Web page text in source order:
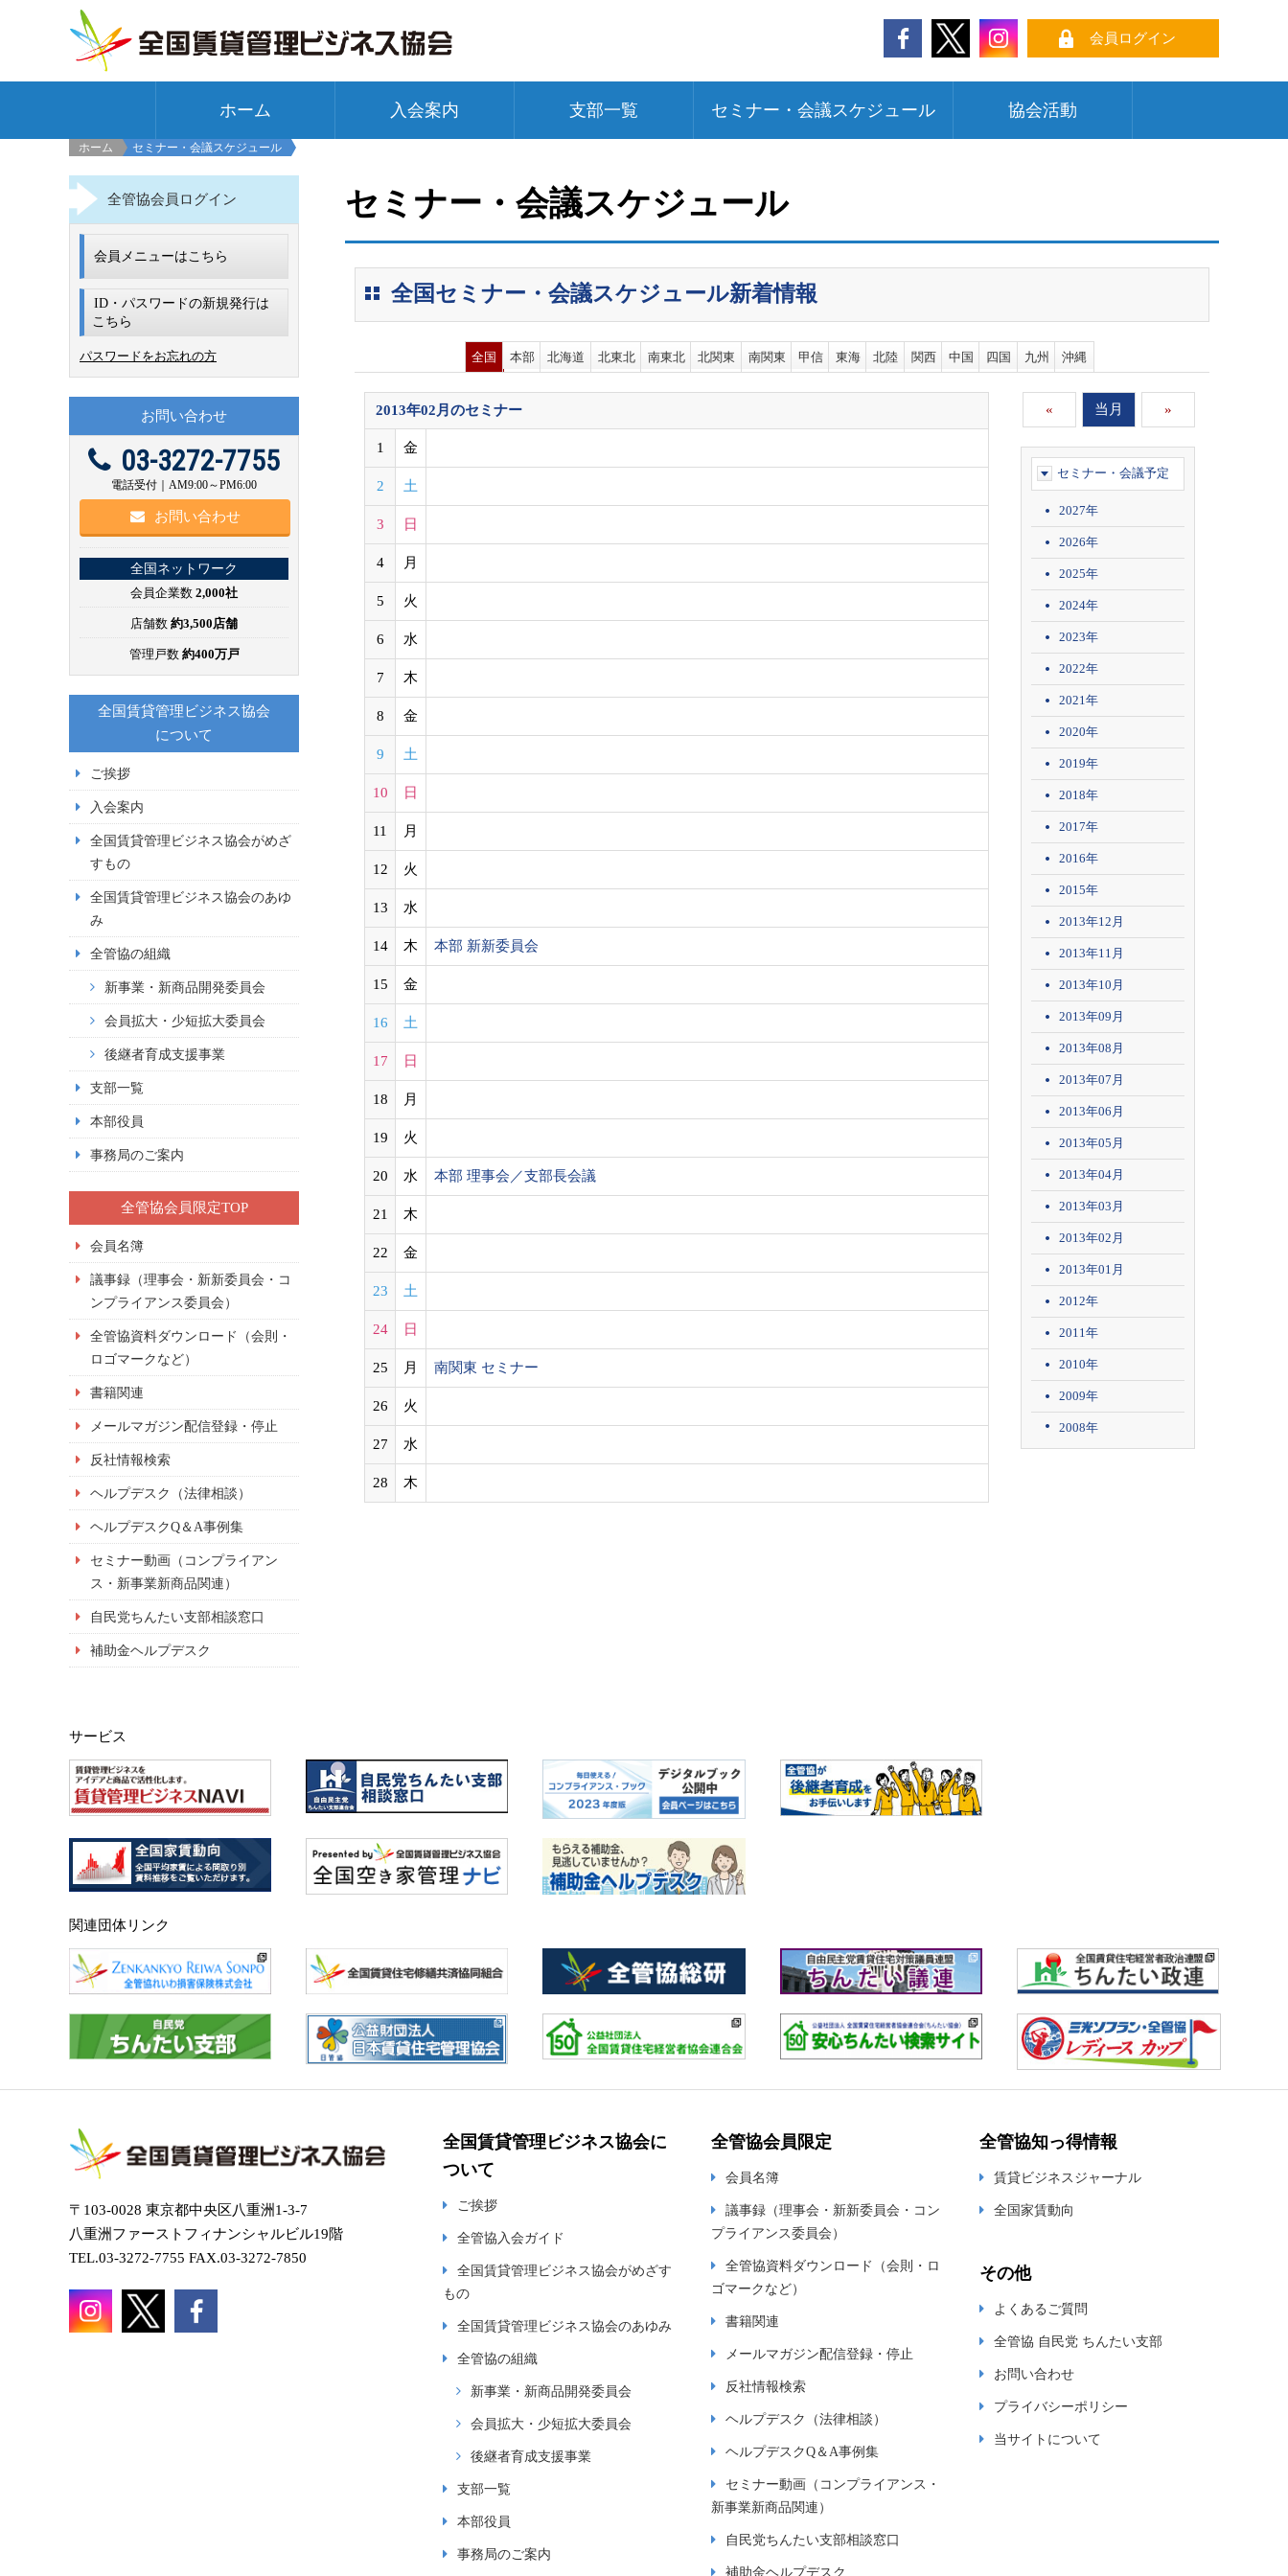
会員ログイン
ホーム 入会案内 支部一覧 セミナー・会議スケジュール 協会活動
ホーム セミナー・会議スケジュール
セミナー・会議スケジュール
全国セミナー・会議スケジュール新着情報
全国 本部 北海道 北東北 南東北 北関東 南関東 甲信 東海 北陸 関西 中国 四国 九州 沖縄
« 当月 »
2013年02月のセミナー
1 金
2 土
3 日
4 月
5 火
6 水
7 木
8 金
9 土
10 日
11 月
12 火
13 水
14 木 本部 新新委員会
15 金
16 土
17 日
18 月
19 火
20 水 本部 理事会／支部長会議
21 木
22 金
23 土
24 日
25 月 南関東 セミナー
26 火
27 水
28 木
セミナー・会議予定
2027年
2026年
2025年
2024年
2023年
2022年
2021年
2020年
2019年
2018年
2017年
2016年
2015年
2013年12月
2013年11月
2013年10月
2013年09月
2013年08月
2013年07月
2013年06月
2013年05月
2013年04月
2013年03月
2013年02月
2013年01月
2012年
2011年
2010年
2009年
2008年
全管協会員ログイン
会員メニューはこちら
ID・パスワードの新規発行は
こちら
パスワードをお忘れの方
お問い合わせ
03-3272-7755
電話受付｜AM9:00～PM6:00
お問い合わせ
全国ネットワーク
会員企業数 2,000社
店舗数 約3,500店舗
管理戸数 約400万戸
全国賃貸管理ビジネス協会
について
ご挨拶
入会案内
全国賃貸管理ビジネス協会がめざ
すもの
全国賃貸管理ビジネス協会のあゆ
み
全管協の組織
新事業・新商品開発委員会
会員拡大・少短拡大委員会
後継者育成支援事業
支部一覧
本部役員
事務局のご案内
全管協会員限定TOP
会員名簿
議事録（理事会・新新委員会・コ
ンプライアンス委員会）
全管協資料ダウンロード（会則・
ロゴマークなど）
書籍関連
メールマガジン配信登録・停止
反社情報検索
ヘルプデスク（法律相談）
ヘルプデスクQ＆A事例集
セミナー動画（コンプライアン
ス・新事業新商品関連）
自民党ちんたい支部相談窓口
補助金ヘルプデスク
サービス
関連団体リンク
〒103-0028 東京都中央区八重洲1-3-7
八重洲ファーストフィナンシャルビル19階
TEL.03-3272-7755 FAX.03-3272-7850
全国賃貸管理ビジネス協会に
ついて
ご挨拶
全管協入会ガイド
全国賃貸管理ビジネス協会がめざす
もの
全国賃貸管理ビジネス協会のあゆみ
全管協の組織
新事業・新商品開発委員会
会員拡大・少短拡大委員会
後継者育成支援事業
支部一覧
本部役員
事務局のご案内
全管協会員限定
会員名簿
議事録（理事会・新新委員会・コン
プライアンス委員会）
全管協資料ダウンロード（会則・ロ
ゴマークなど）
書籍関連
メールマガジン配信登録・停止
反社情報検索
ヘルプデスク（法律相談）
ヘルプデスクQ＆A事例集
セミナー動画（コンプライアンス・
新事業新商品関連）
自民党ちんたい支部相談窓口
補助金ヘルプデスク
全管協知っ得情報
賃貸ビジネスジャーナル
全国家賃動向
その他
よくあるご質問
全管協 自民党 ちんたい支部
お問い合わせ
プライバシーポリシー
当サイトについて